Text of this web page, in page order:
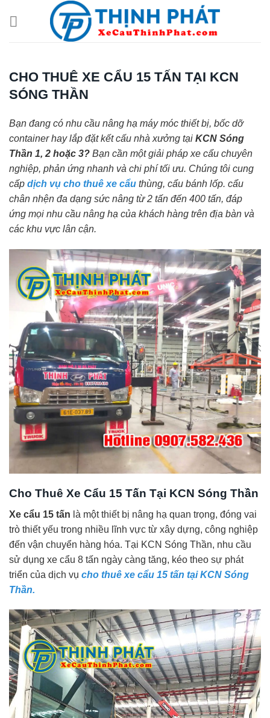
CHO THUÊ XE CẨU 15 TẤN TẠI KCN
SÓNG THẦN
Bạn đang có nhu cầu nâng hạ máy móc thiết bị, bốc dỡ
container hay lắp đặt kết cấu nhà xưởng tại KCN Sóng
Thần 1, 2 hoặc 3? Bạn cần một giải pháp xe cẩu chuyên
nghiệp, phản ứng nhanh và chi phí tối ưu. Chúng tôi cung
cấp dịch vụ cho thuê xe cẩu thùng, cẩu bánh lốp. cẩu
chân nhện đa dạng sức nâng từ 2 tấn đến 400 tấn, đáp
ứng mọi nhu cầu nâng hạ của khách hàng trên địa bàn và
các khu vực lân cận.
Cho Thuê Xe Cẩu 15 Tấn Tại KCN Sóng Thần
Xe cẩu 15 tấn là một thiết bị nâng hạ quan trọng, đóng vai
trò thiết yếu trong nhiều lĩnh vực từ xây dựng, công nghiệp
đến vận chuyển hàng hóa. Tại KCN Sóng Thần, nhu cầu
sử dụng xe cẩu 8 tấn ngày càng tăng, kéo theo sự phát
triển của dịch vụ cho thuê xe cẩu 15 tấn tại KCN Sóng
Thần.